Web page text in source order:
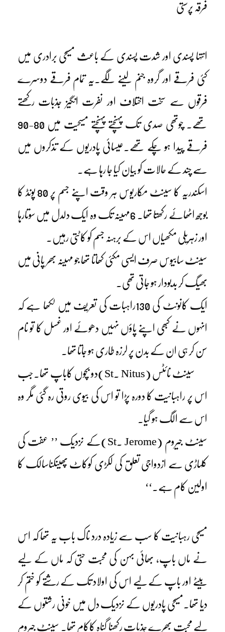
فرقہ پرستی
انتہا پسندی اور شدت پسندی کے باعث مسیحی برادری میں
کئی فرقے اور گروہ جنم لینے لگے۔یہ تمام فرقے دوسرے
فرقوں سے سخت اختلاف اور نفرت انگیز جذبات رکھتے
تھے۔ چوتھی صدی تک پہنچتے پہنچتے مسیحیت میں 80-90
فرقے پیدا ہو چکے تھے۔عیسائی پادریوں کے تذکروں میں
سے چند کے حالات کو بیان کیا جا رہا ہے۔
اسکندریہ کا سینٹ مکاریوس ہر وقت اپنے جسم پر 80 پونڈ کا
بوجھ اٹھائے رکھتا تھا۔ 6مہینہ تک وہ ایک دلدل میں سوتارہا
اور زہریلی مکھیاں اس کے برہنہ جسم کو کاٹتی رہیں۔
سینٹ سابیوس صرف ایسی مکئی کھاتا تھا جو مہینہ بھر پانی میں
بھیگ کر بدبودار ہو جاتی تھی۔
ایک کانونٹ کی 130راہبات کی تعریف میں لکھا ہے کہ
انہوں نے کبھی اپنے پاؤں نہیں دھوئے اور غسل کا تو نام
سن کر ہی ان کے بدن پر لرزہ طاری ہو جاتا تھا۔
سینٹ نائٹس (St. Nitus)دو بچوں کاباپ تھا۔جب
اس پر راہبانیت کا دورہ پڑا تو اس کی بیوی روتی رہ گئی مگر وہ
اس سے الگ ہو گیا۔
سینٹ جیروم (St. Jerome)کے نزدیک ’’ عفت کی
کلہاڑی سے ازدواجی تعلق کی لکڑی کوکاٹ پھینکناسالک کا
اولین کام ہے۔‘‘
مسیحی رہبانیت کا سب سے زیادہ درد ناک باب یہ تھا کہ اس
نے ماں باپ، بھائی بہن کی محبت حتی کہ ماں کے لیے
بیٹے اور باپ کے لیے اس کی اولاد تک کے رشتے کو ختم کر
دیا تھا۔مسیحی پادریوں کے نزدیک دل میں خونی رشتوں کے
لیے محبت بھرے جذبات رکھنا گناہ کاکام تھا۔ سینٹ جیروم